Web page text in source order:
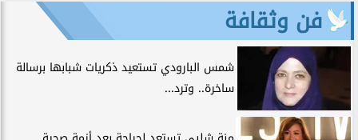
فن وثقافة
شمس البارودي تستعيد ذكريات شبابها برسالة
ساخرة.. وترد...